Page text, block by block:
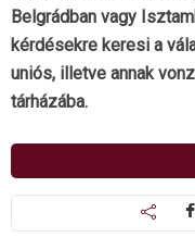
Belgrádban vagy
kérdésekre keresi a
uniós, illetve annak
tárházába.